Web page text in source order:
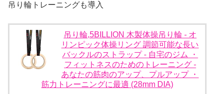
吊り輪トレーニングも導入
吊り輪,5BILLION 木製体操吊り輪 - オ
リンピック体操リング 調節可能な長い
バックルのストラップ - 自宅のジム ・
フィットネスのためのトレーニング -
あなたの筋肉のアップ、プルアップ ・
筋力トレーニングに最適 (28mm DIA)